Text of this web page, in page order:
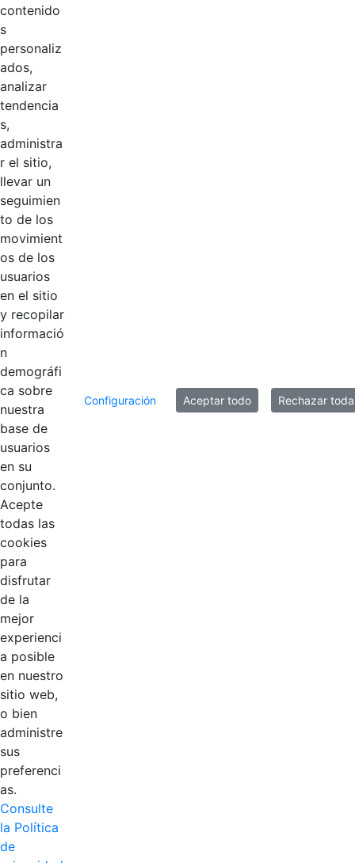
Logotipos
AÑADIR COMENTARIOS
contenido
s
personaliz
ados,
analizar
tendencia
s,
administra
r el sitio,
llevar un
seguimien
to de los
movimient
os de los
usuarios
en el sitio
y recopilar
informació
n
demográfi
ca sobre
nuestra
base de
usuarios
en su
conjunto.
Acepte
todas las
cookies
para
disfrutar
de la
mejor
experienci
a posible
en nuestro
sitio web,
o bien
administre
sus
preferenci
as.
Consulte
la Política
de
Configuración Aceptar todo Rechazar